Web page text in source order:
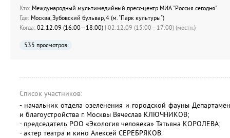
Кто: Международный мультимедийный пресс-центр МИА "Россия сегодня"
Где: Москва, Зубовский бульвар, 4 (м. "Парк культуры")
Когда: 02.12.09 (16:00—18:00) | 02.12.09 (15:00—17:00) (местн.)
535 просмотров
Список участников:
- начальник отдела озеленения и городской фауны
и благоустройства г. Москвы Вячеслав КЛЮЧНИКОВ;
- председатель РОО «Экология человека» Татьяна КОРОЛЕВА;
- актер театра и кино Алексей СЕРЕБРЯКОВ.